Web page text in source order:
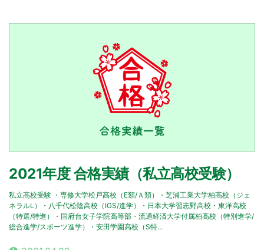
2021年度 合格実績（私立高校受験）
私立高校受験 ・専修大学松戸高校（E類/Ａ類）・芝浦工業大学柏高校（ジェ
ネラルL）・八千代松陰高校（IGS/進学）・日本大学習志野高校・東洋高校
（特選/特進）・国府台女子学院高等部・流通経済大学付属柏高校（特別進学/
総合進学/スポーツ進学）・安田学園高校（S特...